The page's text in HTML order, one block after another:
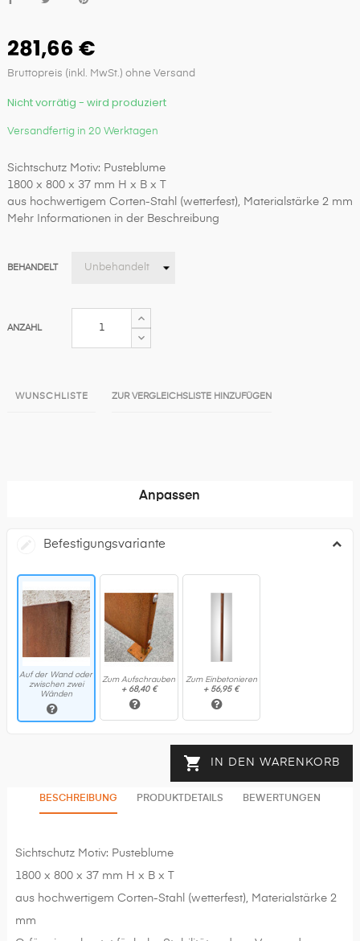
281,66 €
Bruttopreis (inkl. MwSt.) ohne Versand
Nicht vorrätig - wird produziert
Versandfertig in 20 Werktagen
Sichtschutz Motiv: Pusteblume
1800 x 800 x 37 mm H x B x T
aus hochwertigem Corten-Stahl (wetterfest), Materialstärke 2 mm
Mehr Informationen in der Beschreibung
BEHANDELT
ANZAHL
WUNSCHLISTE ZUR VERGLEICHSLISTE HINZUFÜGEN
Anpassen
Befestigungsvariante
Auf der Wand oder
zwischen zwei
Wänden
Zum Aufschrauben
+ 68,40 €
Zum Einbetonieren
+ 56,95 €
 IN DEN WARENKORB
BESCHREIBUNG PRODUKTDETAILS BEWERTUNGEN
Sichtschutz Motiv: Pusteblume
1800 x 800 x 37 mm H x B x T
aus hochwertigem Corten-Stahl (wetterfest), Materialstärke 2
mm